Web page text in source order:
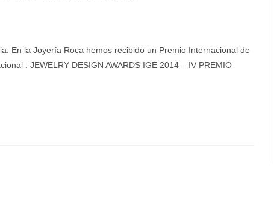
En la Joyería Roca hemos recibido un Premio Internacional de
: JEWELRY DESIGN AWARDS IGE 2014 – IV PREMIO